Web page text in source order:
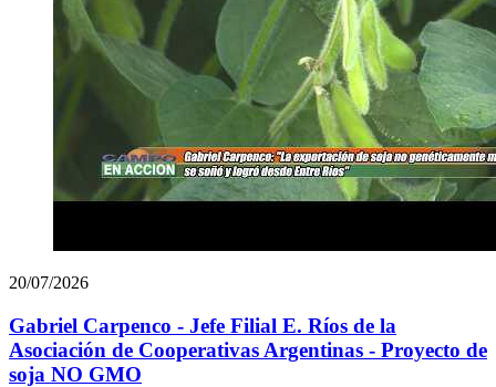
20/07/2026
Gabriel Carpenco - Jefe Filial E. Ríos de la
Asociación de Cooperativas Argentinas - Proyecto de
soja NO GMO